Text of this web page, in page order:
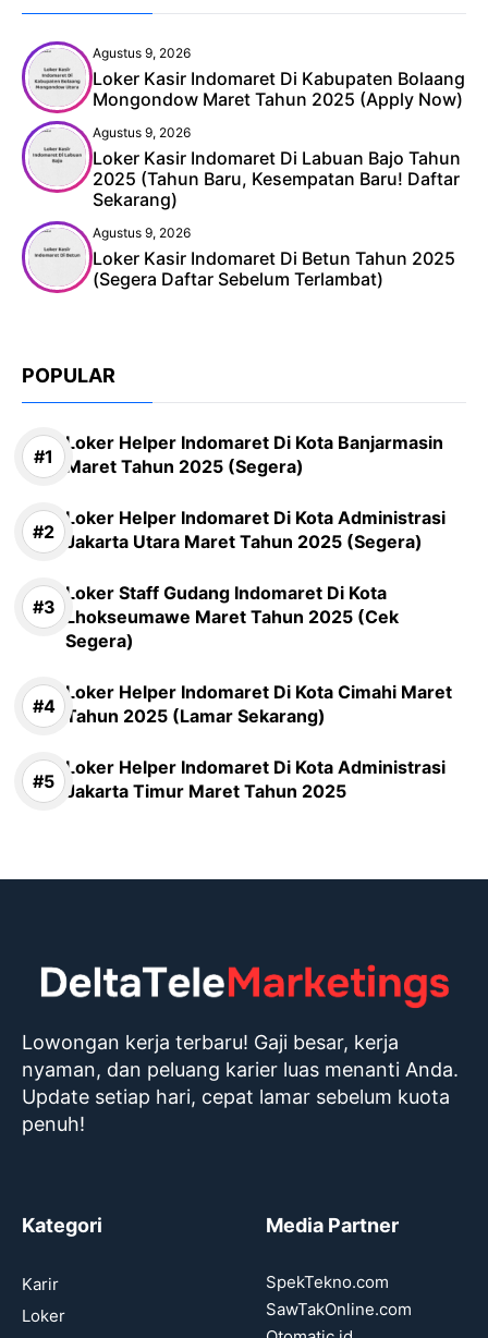
Agustus 9, 2026
Loker Kasir Indomaret Di Kabupaten Bolaang
Mongondow Maret Tahun 2025 (Apply Now)
Agustus 9, 2026
Loker Kasir Indomaret Di Labuan Bajo Tahun
2025 (Tahun Baru, Kesempatan Baru! Daftar
Sekarang)
Agustus 9, 2026
Loker Kasir Indomaret Di Betun Tahun 2025
(Segera Daftar Sebelum Terlambat)
POPULAR
Loker Helper Indomaret Di Kota Banjarmasin
Maret Tahun 2025 (Segera)
Loker Helper Indomaret Di Kota Administrasi
Jakarta Utara Maret Tahun 2025 (Segera)
Loker Staff Gudang Indomaret Di Kota
Lhokseumawe Maret Tahun 2025 (Cek
Segera)
Loker Helper Indomaret Di Kota Cimahi Maret
Tahun 2025 (Lamar Sekarang)
Loker Helper Indomaret Di Kota Administrasi
Jakarta Timur Maret Tahun 2025
Lowongan kerja terbaru! Gaji besar, kerja
nyaman, dan peluang karier luas menanti Anda.
Update setiap hari, cepat lamar sebelum kuota
penuh!
Kategori
Karir
Loker
Media Partner
SpekTekno.com
SawTakOnline.com